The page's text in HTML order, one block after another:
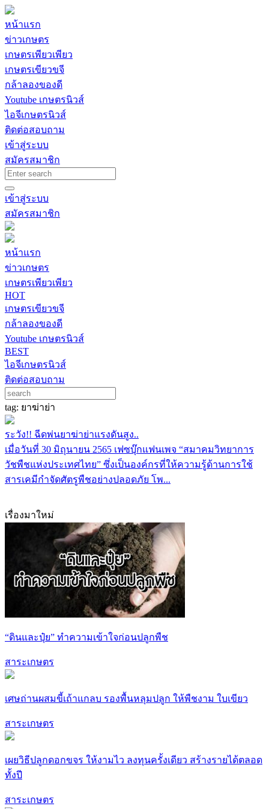
หน้าแรก
ข่าวเกษตร
เกษตรเพียวเพียว
เกษตรเขียวขจี
กล้าลองของดี
Youtube เกษตรนิวส์
ไอจีเกษตรนิวส์
ติดต่อสอบถาม
เข้าสู่ระบบ
สมัครสมาชิก
เข้าสู่ระบบ
สมัครสมาชิก
หน้าแรก
ข่าวเกษตร
เกษตรเพียวเพียว
HOT
เกษตรเขียวขจี
กล้าลองของดี
Youtube เกษตรนิวส์
BEST
ไอจีเกษตรนิวส์
ติดต่อสอบถาม
tag: ยาฆ่าย่า
ระวัง!! ฉีดพ่นยาฆ่าย่าแรงดันสูง..
เมื่อวันที่ 30 มิถุนายน 2565 เฟซบุ๊กแฟนเพจ “สมาคมวิทยาการ
วัชพืชแห่งประเทศไทย” ซึ่งเป็นองค์กรที่ให้ความรู้ด้านการใช้
สารเคมีกำจัดศัตรูพืชอย่างปลอดภัย โพ...
เรื่องมาใหม่
“ดินและปุ๋ย” ทำความเข้าใจก่อนปลูกพืช
สาระเกษตร
เศษถ่านผสมขี้เถ้าแกลบ รองพื้นหลุมปลูก ให้พืชงาม ใบเขียว
สาระเกษตร
เผยวิธีปลูกดอกขจร ให้งามไว ลงทุนครั้งเดียว สร้างรายได้ตลอด
ทั้งปี
สาระเกษตร